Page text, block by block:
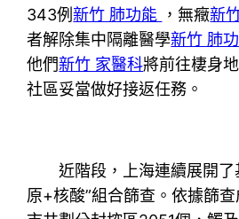
343例新竹 肺功能 ，無癥新
者解除集中隔離醫學新竹 肺
他們新竹 家醫科將前往棲身
社區妥當做好接返任務。
近階段，上海連續展開了
原+核酸”組合篩查。依據篩